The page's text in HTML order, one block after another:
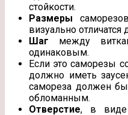
стойкости.
Размеры
визуально отличатся
Шаг между
одинаковым.
Если это саморезы
должно иметь
самореза должен
обломанным.
Отверстие, в виде